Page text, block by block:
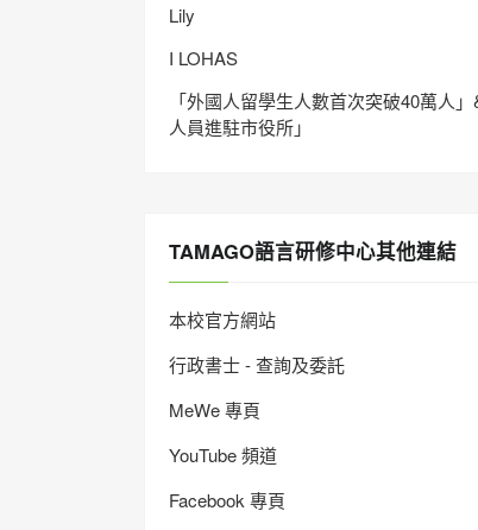
Lily
I LOHAS
「外國人留學生人數首次突破40萬人
人員進駐市役所」
TAMAGO語言研修中心其他連結
本校官方網站
行政書士 - 查詢及委託
MeWe 專頁
YouTube 頻道
Facebook 專頁